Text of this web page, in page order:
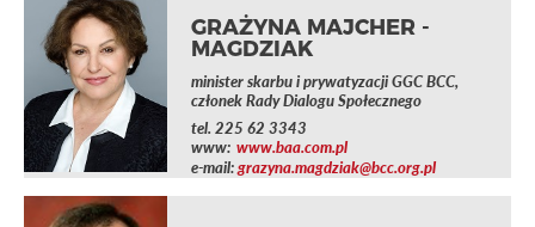
GRAŻYNA MAJCHER -
MAGDZIAK
minister skarbu i prywatyzacji GGC BCC,
członek Rady Dialogu Społecznego
tel. 225 62 3343
www: www.baa.com.pl
e-mail:grazyna.magdziak@bcc.org.pl